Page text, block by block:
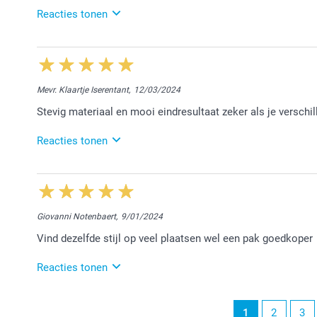
Vriendelijke groeten,
18:20
Wat zo is mag zeker gezegd worden. Alvast
Reacties tonen
14/05/2024
11:34
Beste Veerle,
Mevr. Klaartje Iserentant, 12/03/2024
Stevig materiaal en mooi eindresultaat zeker als je
Reacties tonen
12/03/2024
08:12
Beste Klaartje,
mooie herinneringen.
Hartelijke groet!
Giovanni Notenbaert, 9/01/2024
Vind dezelfde stijl op veel plaatsen wel een pak goedkoper
Reacties tonen
1 2 3